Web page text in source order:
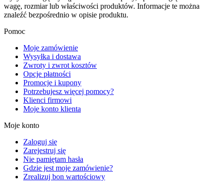
wagę, rozmiar lub właściwości produktów. Informacje te można
znaleźć bezpośrednio w opisie produktu.
Pomoc
Moje zamówienie
Wysyłka i dostawa
Zwroty i zwrot kosztów
Opcje płatności
Promocje i kupony
Potrzebujesz więcej pomocy?
Klienci firmowi
Moje konto klienta
Moje konto
Zaloguj się
Zarejestruj się
Nie pamiętam hasła
Gdzie jest moje zamówienie?
Zrealizuj bon wartościowy